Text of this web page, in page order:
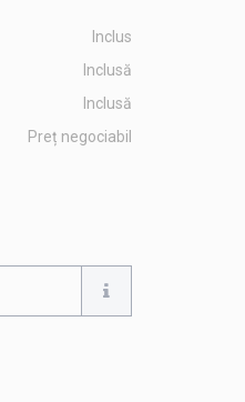
Inclus
Inclusă
Inclusă
Preț negociabil